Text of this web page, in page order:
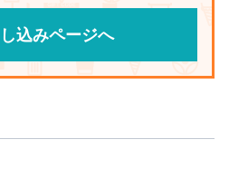
込みページへ